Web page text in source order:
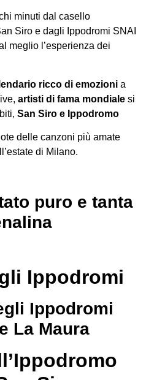
minuti dal casello
Siro e dagli Ippodromi SNAI
meglio l’esperienza dei
ricco di emozioni a
artisti di fama mondiale si
San Siro e Ippodromo
delle canzoni più amate
di Milano.
puro e tanta
Ippodromi
Ippodromi
La Maura